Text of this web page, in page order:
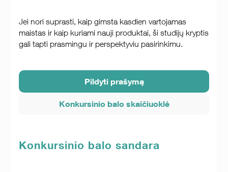
Jei nori suprasti, kaip gimsta kasdien vartojamas
maistas ir kaip kuriami nauji produktai, ši studijų kryptis
gali tapti prasmingu ir perspektyviu pasirinkimu.
Pildyti prašymą
Konkursinio balo skaičiuoklė
Konkursinio balo sandara